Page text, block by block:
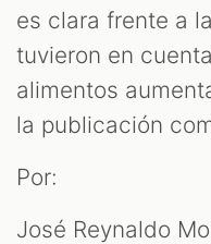
es clara frente a
tuvieron en
alimentos
la publicación
Por:
José Reynaldo